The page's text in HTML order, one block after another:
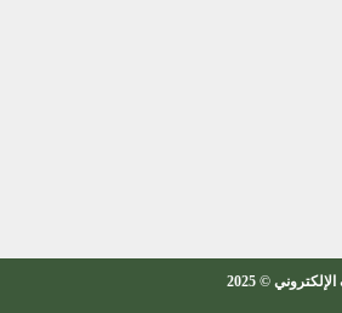
© 2025